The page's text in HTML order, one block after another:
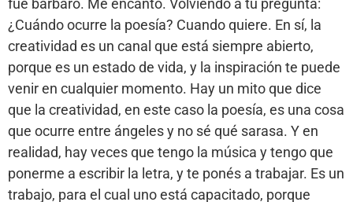
fue bárbaro. Me encantó. Volviendo a tu pregunta:
¿Cuándo ocurre la poesía? Cuando quiere. En sí, la
creatividad es un canal que está siempre abierto,
porque es un estado de vida, y la inspiración te puede
venir en cualquier momento. Hay un mito que dice
que la creatividad, en este caso la poesía, es una cosa
que ocurre entre ángeles y no sé qué sarasa. Y en
realidad, hay veces que tengo la música y tengo que
ponerme a escribir la letra, y te ponés a trabajar. Es un
trabajo, para el cual uno está capacitado, porque